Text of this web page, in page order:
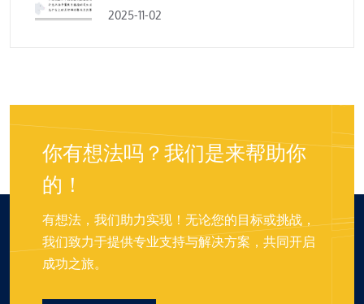
2025-11-02
你有想法吗？我们是来帮助你
的！
有想法，我们助力实现！无论您的目标或挑战，
我们致力于提供专业支持与解决方案，共同开启
成功之旅。